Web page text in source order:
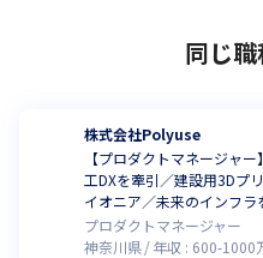
同じ
株式会社Polyuse
【プロダクトマネージャ
工DXを牽引／建設用3Dプ
イオニア／未来のインフ
プロダクトマネージャー
神奈川県
年収 : 600-1000